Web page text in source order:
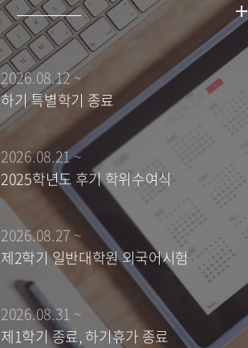
2026.08.12 ~
하기 특별학기 종료
2026.08.21 ~
2025학년도 후기 학위수여식
2026.08.27 ~
제2학기 일반대학원 외국어시험
2026.08.31 ~
제1학기 종료, 하기휴가 종료